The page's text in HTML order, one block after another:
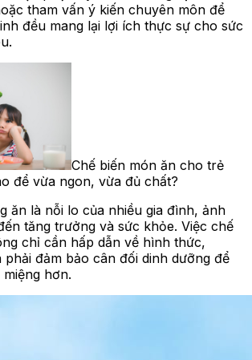
tham vấn ý kiến chuyên môn để
đều mang lại lợi ích thực sự cho sức
Chế biến món ăn cho trẻ
để vừa ngon, vừa đủ chất?
ăn là nỗi lo của nhiều gia đình, ảnh
tăng trưởng và sức khỏe. Việc chế
chỉ cần hấp dẫn về hình thức,
phải đảm bảo cân đối dinh dưỡng để
hơn.